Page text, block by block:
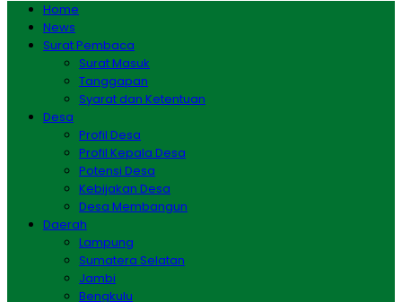
Home
News
Surat Pembaca
Surat Masuk
Tanggapan
Syarat dan Ketentuan
Desa
Profil Desa
Profil Kepala Desa
Potensi Desa
Kebijakan Desa
Desa Membangun
Daerah
Lampung
Sumatera Selatan
Jambi
Bengkulu